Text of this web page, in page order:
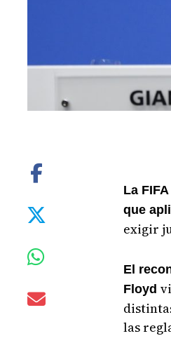
La
que
exigir
El
Floyd
las